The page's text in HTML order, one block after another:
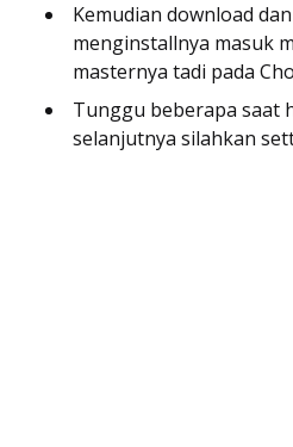
Kemudian download
menginstallnya masuk
masternya tadi pada
Tunggu beberapa saat
selanjutnya silahkan